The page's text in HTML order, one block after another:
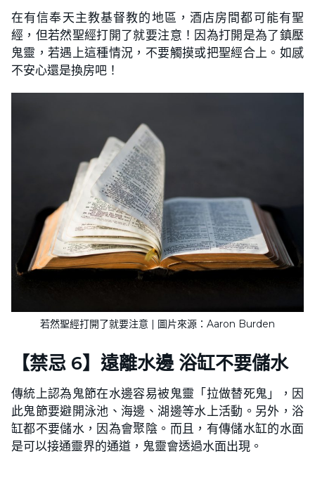
在有信奉天主教基督教的地區，酒店房間都可能有聖
經，但若然聖經打開了就要注意！因為打開是為了鎮壓
鬼靈，若遇上這種情況，不要觸摸或把聖經合上。如感
不安心還是換房吧！
若然聖經打開了就要注意 | 圖片來源：Aaron Burden
【禁忌 6】遠離水邊 浴缸不要儲水
傳統上認為鬼節在水邊容易被鬼靈「拉做替死鬼」，因
此鬼節要避開泳池、海邊、湖邊等水上活動。另外，浴
缸都不要儲水，因為會聚陰。而且，有傳儲水缸的水面
是可以接通靈界的通道，鬼靈會透過水面出現。